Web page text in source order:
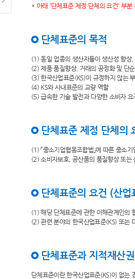
* 아래 '단체표준 제정 단체의 요건' 부분
단체표준의 목적
(1) 동일 업종의 생산자들이 생산성 향상
(2) 제품 품질향상, 거래의 공정화 및 단
(3) 한국산업표준(KS)이 규정하지 않는
(4) KS와 사내표준의 교량 역할
(5) 급속한 기술 발전과 다양한 소비자 요
단체표준 제정 단체의
(1) 「중소기업협동조합법」에 따른 중소
(2) 소비자보호, 공산품의 품질향상 또는
단체표준의 요건 (산
(1) 해당 단체표준에 관한 이해관계인의
(2) 관련 분야의 한국산업표준(KS) 또는
단체표준과 지적재산권
단체표준이란 한국산업표준(KS)이 없는